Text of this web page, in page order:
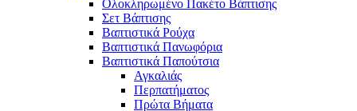
Ολοκληρωμένο Πακέτο Βάπτισης
Σετ Βάπτισης
Βαπτιστικά Ρούχα
Βαπτιστικά Πανωφόρια
Βαπτιστικά Παπούτσια
Αγκαλιάς
Περπατήματος
Πρώτα Βήματα